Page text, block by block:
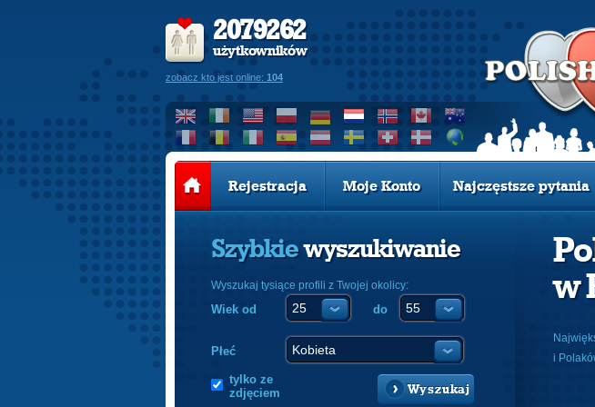
2079262
użytkowników
zobacz kto jest online: 104
Rejestracja Moje Konto Najczęstsze pytania
Szybkiewyszukiwanie
Wyszukaj tysiące profili z Twojej okolicy:
Wiek od do
Płeć
tylko ze
zdjęciem
Wyszukaj
w
i